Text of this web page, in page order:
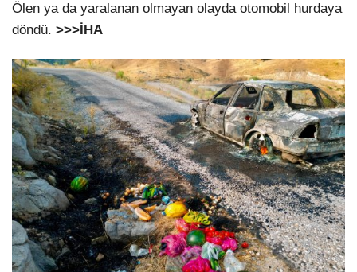
Ölen ya da yaralanan olmayan olayda otomobil hurdaya
döndü. >>>İHA